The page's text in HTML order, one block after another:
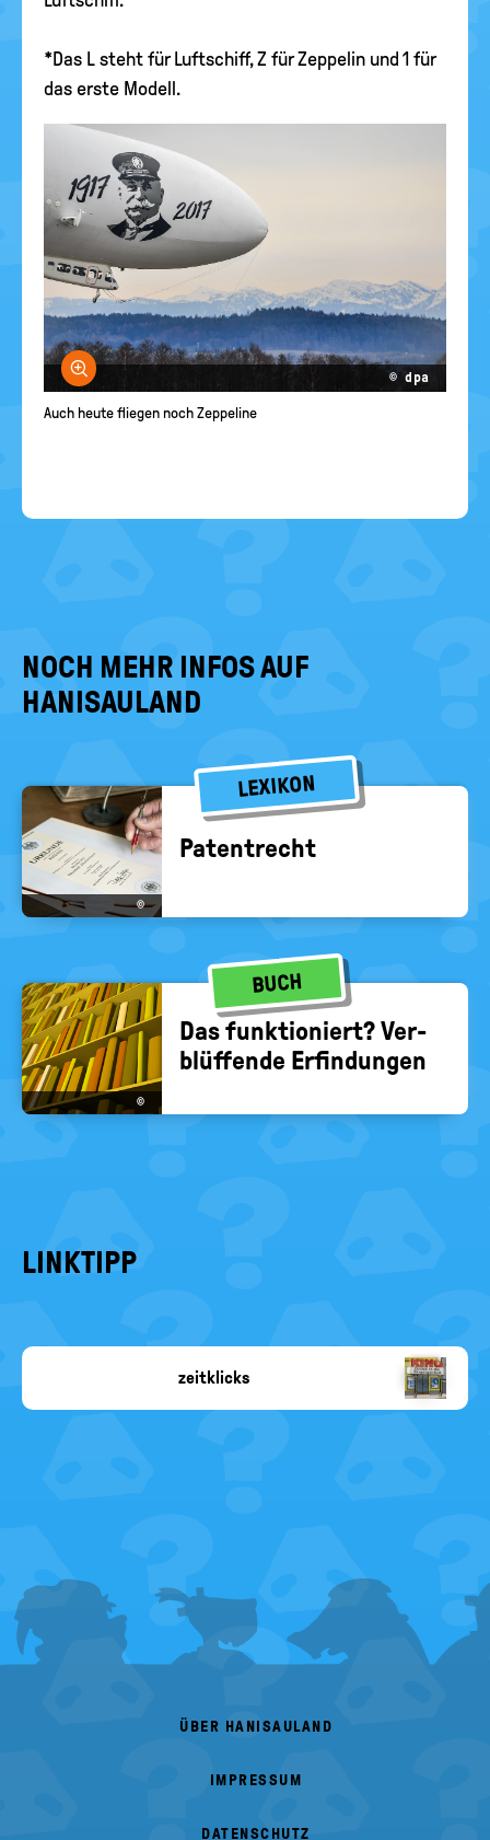
*Das L steht für Luftschiff, Z für Zeppelin und 1 für
das erste Modell.
Bild vergrößern
© dpa
Auch heute fliegen noch Zeppeline
NOCH MEHR INFOS AUF
HANISAULAND
LEXIKON
©
Pa­tent­recht
BUCH
©
Das funk­tio­niert? Ver­
blüf­fen­de Er­fin­dun­gen
LINKTIPP
zeitklicks
FOOTER
MENU
ÜBER HANISAULAND
IMPRESSUM
DATENSCHUTZ